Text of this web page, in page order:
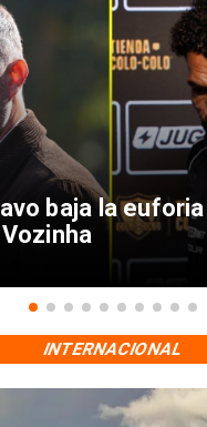
baja la
INTERNACIONAL